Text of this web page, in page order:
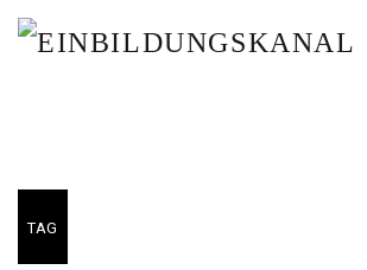
TAG